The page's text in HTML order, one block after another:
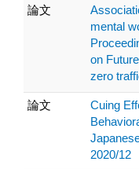
論文
mental
on
zero
論文
Cuing
2020/12